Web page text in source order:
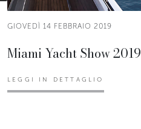
GIOVEDÌ 14 FEBBRAIO 2019
Miami Yacht Show 2019
LEGGI IN DETTAGLIO